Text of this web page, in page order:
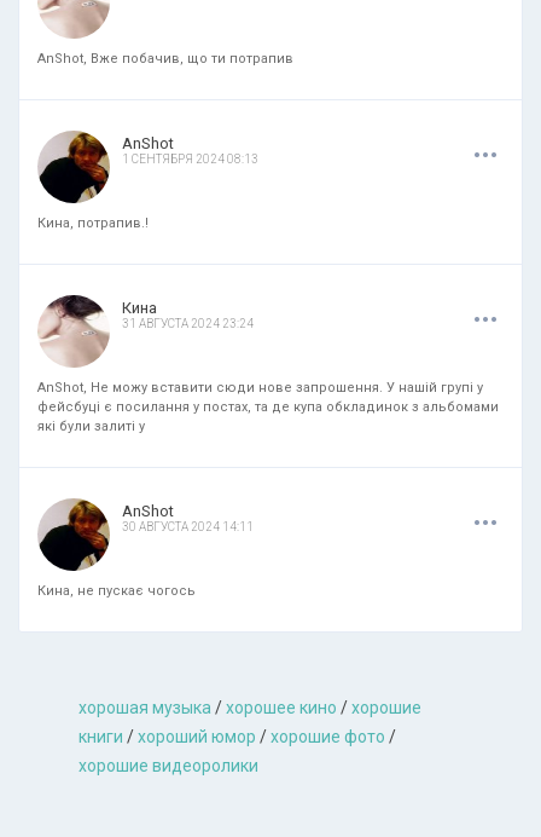
AnShot, Вже побачив, що ти потрапив
AnShot
1 СЕНТЯБРЯ 2024 08:13 ...
Кина, потрапив.!
Кина
31 АВГУСТА 2024 23:24 ...
AnShot, Не можу вставити сюди нове запрошення. У нашій групі у
фейсбуці є посилання у постах, та де купа обкладинок з альбомами
які були залиті у
AnShot
30 АВГУСТА 2024 14:11 ...
Кина, не пускає чогось
хорошая музыкa /хорошее кино /хорошие
книги /хороший юмор /хорошие фото /
хорошие видеоролики